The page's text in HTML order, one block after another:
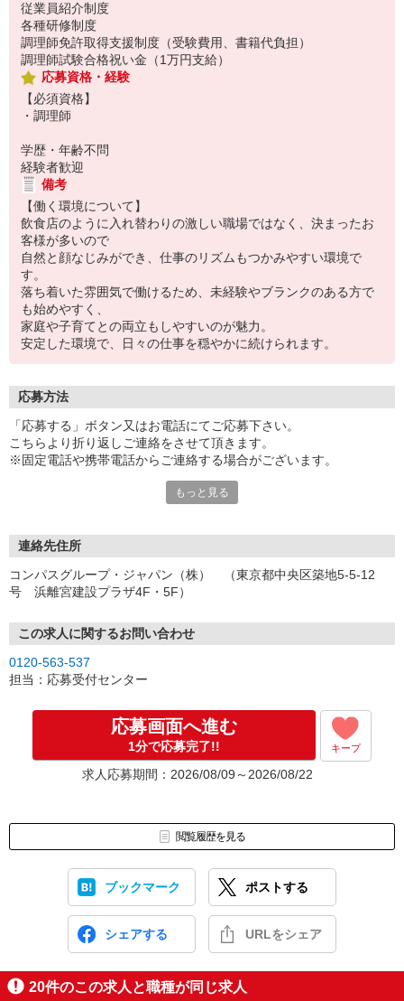
従業員紹介制度
各種研修制度
調理師免許取得支援制度（受験費用、書籍代負担）
調理師試験合格祝い金（1万円支給）
応募資格・経験
【必須資格】
・調理師
学歴・年齢不問
経験者歓迎
備考
【働く環境について】
飲食店のように入れ替わりの激しい職場ではなく、決まったお
客様が多いので
自然と顔なじみができ、仕事のリズムもつかみやすい環境で
す。
落ち着いた雰囲気で働けるため、未経験やブランクのある方で
も始めやすく、
家庭や子育てとの両立もしやすいのが魅力。
安定した環境で、日々の仕事を穏やかに続けられます。
応募方法
「応募する」ボタン又はお電話にてご応募下さい。
こちらより折り返しご連絡をさせて頂きます。
※固定電話や携帯電話からご連絡する場合がございます。
［2］携帯のショートメッセージ（SMS）に質問フォームをお送り
メッセージに従ってご質問にご回答頂き、ご都合の良い面接日
程をご選択ください♪
連絡させて頂きます。
↓
［3］面接実施。履歴書（写真貼付）をお持ちください。
面接では仕事内容や職場についてなど、気になることやご希望は
［4］ 採用決定のご連絡。勤務開始日もお気軽にご相談ください。
【電話受付】
もっと見る
連絡先住所
コンパスグループ・ジャパン（株） （東京都中央区築地5-5-12
号 浜離宮建設プラザ4F・5F）
この求人に関するお問い合わせ
0120-563-537
担当：応募受付センター
応募画面へ進む
1分で応募完了!! キープ
求人応募期間：2026/08/09～2026/08/22
閲覧履歴を見る
ブックマーク ポストする
シェアする URLをシェア
20件のこの求人と職種が同じ求人